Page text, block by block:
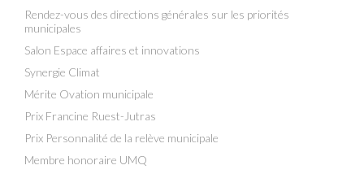
Rendez-vous des directions générales sur les priorités
municipales
Salon Espace affaires et innovations
Synergie Climat
Mérite Ovation municipale
Prix Francine Ruest-Jutras
Prix Personnalité de la relève municipale
Membre honoraire UMQ